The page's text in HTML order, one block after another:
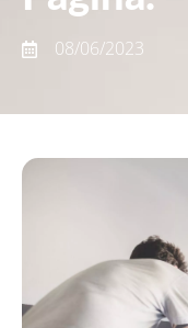
08/06/2023